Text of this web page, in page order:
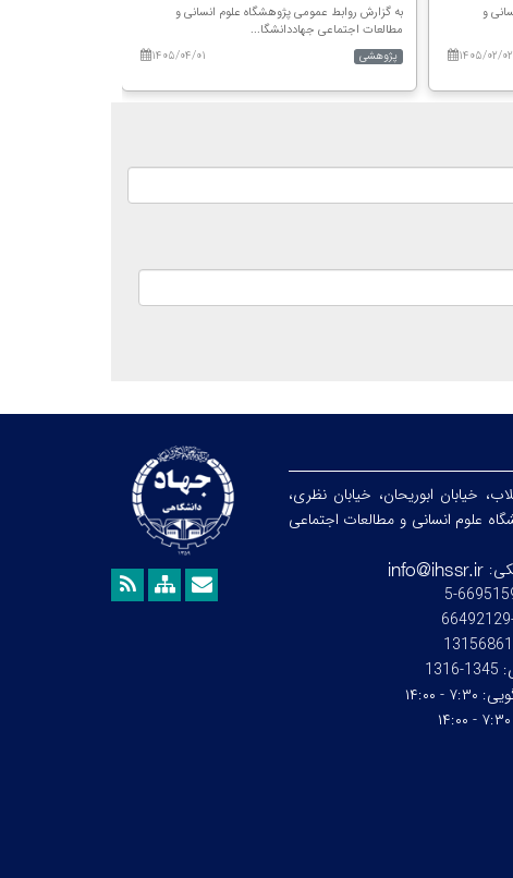
به گزارش روابط عمومی پژوهشگاه علوم انسانی و
مطالعات اجتماعی جهاددانشگا...
۱۴۰۵/۰۴/۰۱
پژوهشی
و
۱۴۰۵/۰۲/۰۲
خیابان ابوریحان، خیابان نظری،
پژوهشگاه علوم انسانی و مطالعات اجتماعی
1345-1316
۷:۳۰ - ۱۴:۰۰
۷:۳۰ - ۱۴:۰۰